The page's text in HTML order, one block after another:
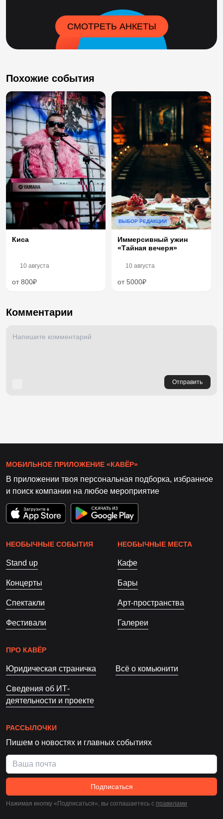
СМОТРЕТЬ АНКЕТЫ
Похожие события
Киса
10 августа
от 800₽
ВЫБОР РЕДАКЦИИ
Иммерсивный ужин
«Тайная вечеря»
10 августа
от 5000₽
Комментарии
Отправить
МОБИЛЬНОЕ ПРИЛОЖЕНИЕ «КАВЁР»
В приложении твоя персональная подборка, избранное
и поиск компании на любое мероприятие
НЕОБЫЧНЫЕ СОБЫТИЯ
Stand up
Концерты
Спектакли
Фестивали
НЕОБЫЧНЫЕ МЕСТА
Кафе
Бары
Арт-пространства
Галереи
ПРО КАВЁР
Юридическая страничка Всё о комьюнити
Сведения об ИТ-
деятельности и проекте
РАССЫЛОЧКИ
Пишем о новостях и главных событиях
Подписаться
Нажимая кнопку «Подписаться», вы соглашаетесь c правилами